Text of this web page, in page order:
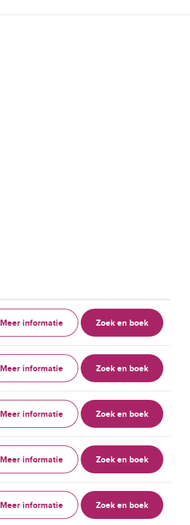
Meer informatie Zoek en boek
Meer informatie Zoek en boek
Meer informatie Zoek en boek
Meer informatie Zoek en boek
Meer informatie Zoek en boek